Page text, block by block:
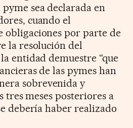
sea declarada en
cuando el
por parte de
la resolución del
entidad demuestre “que
de las pymes han
sobrevenida y
tres meses posteriores a
debería haber realizado